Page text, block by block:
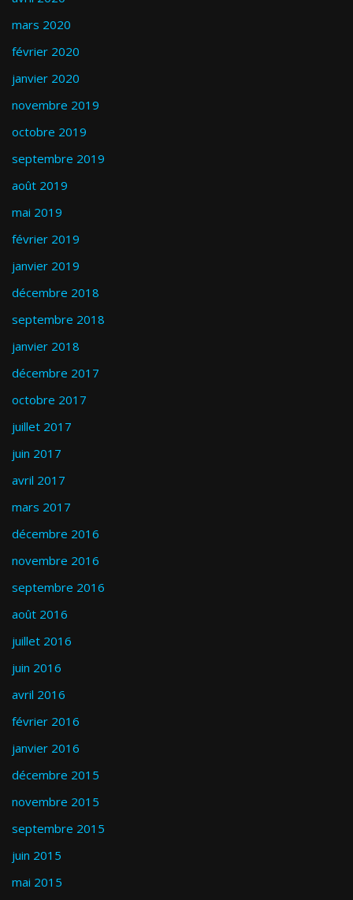
mars 2020
février 2020
janvier 2020
novembre 2019
octobre 2019
septembre 2019
août 2019
mai 2019
février 2019
janvier 2019
décembre 2018
septembre 2018
janvier 2018
décembre 2017
octobre 2017
juillet 2017
juin 2017
avril 2017
mars 2017
décembre 2016
novembre 2016
septembre 2016
août 2016
juillet 2016
juin 2016
avril 2016
février 2016
janvier 2016
décembre 2015
novembre 2015
septembre 2015
juin 2015
mai 2015